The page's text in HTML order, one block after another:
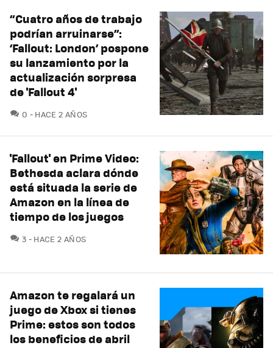
“Cuatro años de trabajo
podrían arruinarse”:
‘Fallout: London’ pospone
su lanzamiento por la
actualización sorpresa
de 'Fallout 4'
0 COMENTARIOS
HACE 2 AÑOS
'Fallout' en Prime Video:
Bethesda aclara dónde
está situada la serie de
Amazon en la línea de
tiempo de los juegos
3 COMENTARIOS
HACE 2 AÑOS
Amazon te regalará un
juego de Xbox si tienes
Prime: estos son todos
los beneficios de abril